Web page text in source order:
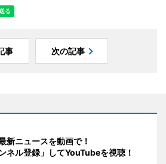
事 次の記事
新ニュースを動画で！
ネル登録」してYouTubeを視聴！